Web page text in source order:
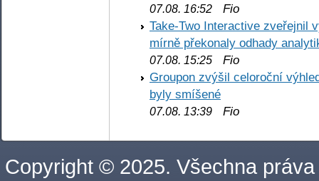
07.08. 16:52 Fio
Take-Two Interactive zveřejnil
mírně překonaly odhady
07.08. 15:25 Fio
Groupon zvýšil celoroční
byly smíšené
07.08. 13:39 Fio
Copyright © 2025. Všechna práva